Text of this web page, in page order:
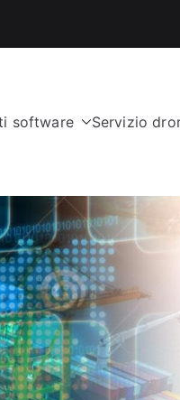
software Servizio